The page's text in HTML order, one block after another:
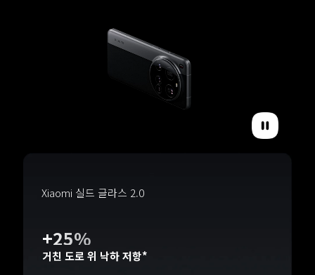
Xiaomi 실드 글라스 2.0
+25%
거친 도로 위 낙하 저항*